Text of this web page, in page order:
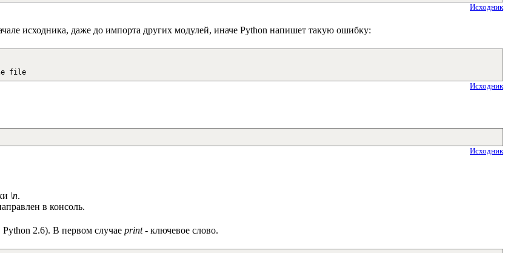
Исходник
исходника, даже до импорта других модулей, иначе Python напишет такую ошибку:
file
Исходник
Исходник
\n.
в консоль.
Python 2.6). В первом случае print- ключевое слово.